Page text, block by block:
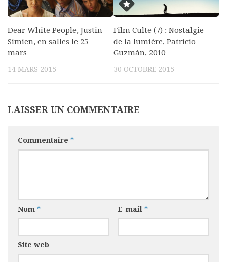
Dear White People, Justin
Simien, en salles le 25
mars
14 MARS 2015
Film Culte (7) : Nostalgie
de la lumière, Patricio
Guzmán, 2010
30 OCTOBRE 2015
LAISSER UN COMMENTAIRE
Commentaire *
Nom * E-mail *
Site web